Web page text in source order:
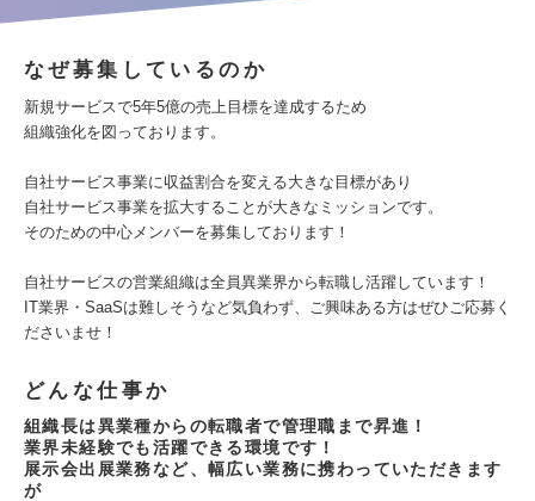
なぜ募集しているのか
新規サービスで5年5億の売上目標を達成するため
組織強化を図っております。
自社サービス事業に収益割合を変える大きな目標があり
自社サービス事業を拡大することが大きなミッションです。
そのための中心メンバーを募集しております！
自社サービスの営業組織は全員異業界から転職し活躍しています！
IT業界・SaaSは難しそうなど気負わず、ご興味ある方はぜひご応募く
ださいませ！
どんな仕事か
組織長は異業種からの転職者で管理職まで昇進！
業界未経験でも活躍できる環境です！
展示会出展業務など、幅広い業務に携わっていただきます
が